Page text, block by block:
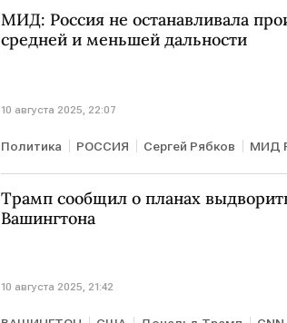
МИД: Россия не останавливала
средней и меньшей дальности
10 августа 2025, 22:07
Политика РОССИЯ Сергей Рябков МИД
Трамп сообщил о планах
Вашингтона
10 августа 2025, 21:42